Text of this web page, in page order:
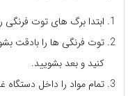
ابتدا برگ های توت فرنگی
توت فرنگی ها را بادقت
کنید و بعد بشویید.
تمام مواد را داخل دستگاه